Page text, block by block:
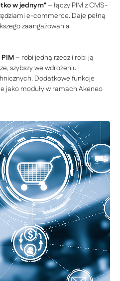
w jednym"– łączy PIM z CMS-
e-commerce. Daje pełną
zaangażowania
– robi jedną rzecz i robi ją
szybszy we wdrożeniu i
Dodatkowe funkcje
jako moduły w ramach Akeneo